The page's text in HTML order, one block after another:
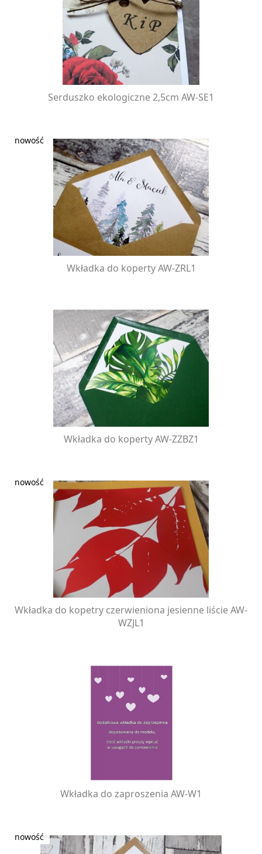
Serduszko ekologiczne 2,5cm AW-SE1
Wkładka do koperty AW-ZRL1
Wkładka do koperty AW-ZZBZ1
Wkładka do kopetry czerwieniona jesienne liście AW-
WZJL1
Wkładka do zaproszenia AW-W1